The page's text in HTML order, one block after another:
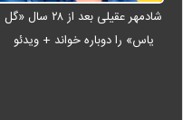
شادمهر عقیلی بعد از ۲۸ سال «گل
یاس» را دوباره خواند + ویدئو